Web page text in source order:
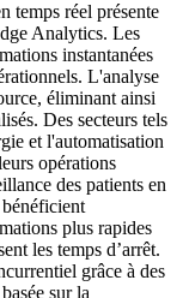
temps réel présente
Analytics. Les
instantanées
L'analyse
éliminant ainsi
Des secteurs tels
et l'automatisation
opérations
des patients en
plus rapides
les temps d’arrêt.
grâce à des
sur la